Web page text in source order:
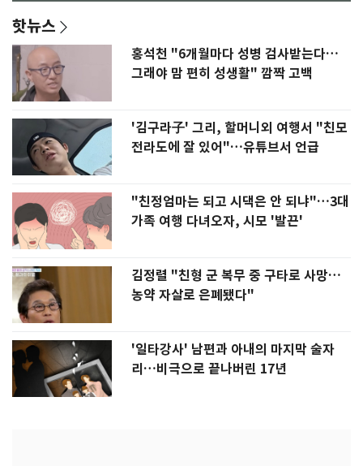
핫뉴스
홍석천 "6개월마다 성병 검사받는다…
그래야 맘 편히 성생활" 깜짝 고백
'김구라子' 그리, 할머니외 여행서 "친모
전라도에 잘 있어"…유튜브서 언급
"친정엄마는 되고 시댁은 안 되냐"…3대
가족 여행 다녀오자, 시모 '발끈'
김정렬 "친형 군 복무 중 구타로 사망…
농약 자살로 은폐됐다"
'일타강사' 남편과 아내의 마지막 술자
리…비극으로 끝나버린 17년